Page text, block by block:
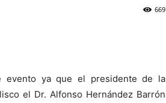
669
evento ya que el presidente de la
el Dr. Alfonso Hernández Barrón